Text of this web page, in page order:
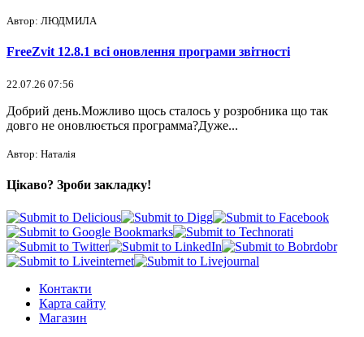
Автор: ЛЮДМИЛА
FreeZvit 12.8.1 всі оновлення програми звітності
22.07.26 07:56
Добрий день.Можливо щось сталось у розробника що так
довго не оновлюється программа?Дуже...
Автор: Наталія
Цікаво? Зроби закладку!
Контакти
Карта сайту
Магазин